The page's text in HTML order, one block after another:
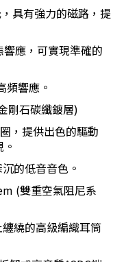
具有強力的磁路，提
應，可實現準確的
頻響應。
剛石碳纖鍍層)
，提供出色的驅動
的低音音色。
(雙重空氣阻尼系
繞的高級編織耳筒